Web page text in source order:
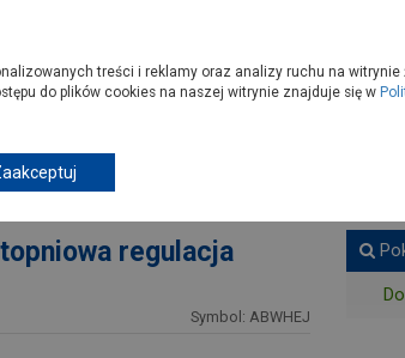
pistolety do kleju, opalarki
regulacja
Symbol: ABWHEJ
treści i reklamy oraz analizy ruchu na witrynie
do plików cookies na naszej witrynie znajduje się w